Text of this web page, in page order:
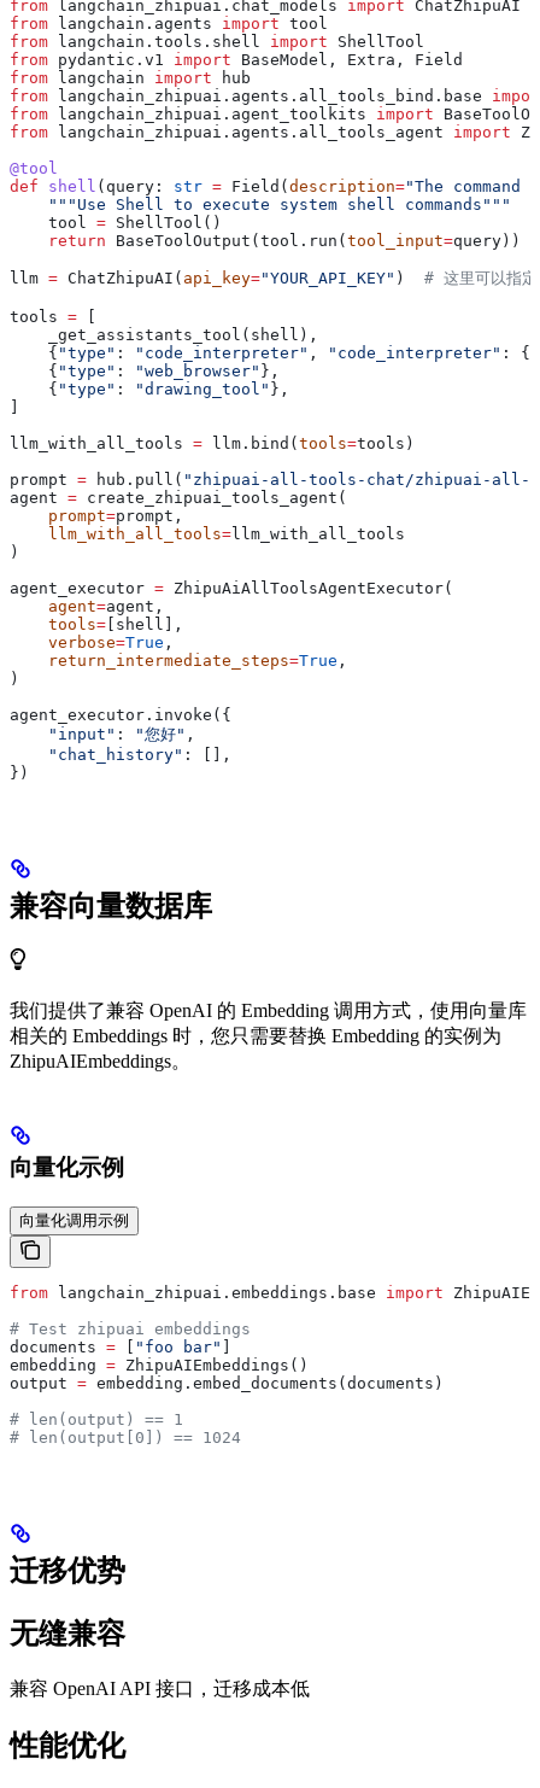
from langchain_zhipuai.chat_models import ChatZhipuAI
from langchain.agents import tool
from langchain.tools.shell import ShellTool
from pydantic.v1 import BaseModel, Extra, Field
from langchain import hub
from langchain_zhipuai.agents.all_tools_bind.base
from langchain_zhipuai.agent_toolkits import
from langchain_zhipuai.agents.all_tools_agent import
@tool
def shell ( query : str = Field(description="The
    """Use Shell to execute system shell commands"""
    tool
= ShellTool()
    return
BaseToolOutput(tool.run(tool_input=query))
llm = ChatZhipuAI( api_key="YOUR_API_KEY" ) # 这里可以指
tools = [
    _get_assistants_tool(shell),
    {
"type" : "code_interpreter" , "code_interpreter" : {
    {
"type" : "web_browser" },
    {
"type" : "drawing_tool" },
]
llm_with_all_tools = llm.bind(tools=tools)
prompt = hub.pull( "zhipuai-all-tools-chat/zhipuai-all-
agent = create_zhipuai_tools_agent(
    prompt
=prompt,
    llm_with_all_tools
=llm_with_all_tools
)
agent_executor = ZhipuAiAllToolsAgentExecutor(
    agent
=agent,
    tools
= [shell],
    verbose
=True ,
    return_intermediate_steps
=True ,
)
agent_executor.invoke({
    "input"
: "您好" ,
    "chat_history"
: [],
})
兼容向量数据库
我们提供了兼容 OpenAI 的 Embedding 调用方式，使用向量库
相关的 Embeddings 时，您只需要替换 Embedding 的实例为
ZhipuAIEmbeddings。
向量化示例
向量化调用示例
from langchain_zhipuai.embeddings.base import
# Test zhipuai embeddings
documents = "foo bar"
embedding = ZhipuAIEmbeddings()
output = embedding.embed_documents(documents)
# len(output) == 1
# len(output[0]) == 1024
迁移优势
无缝兼容
兼容 OpenAI API 接口，迁移成本低
性能优化